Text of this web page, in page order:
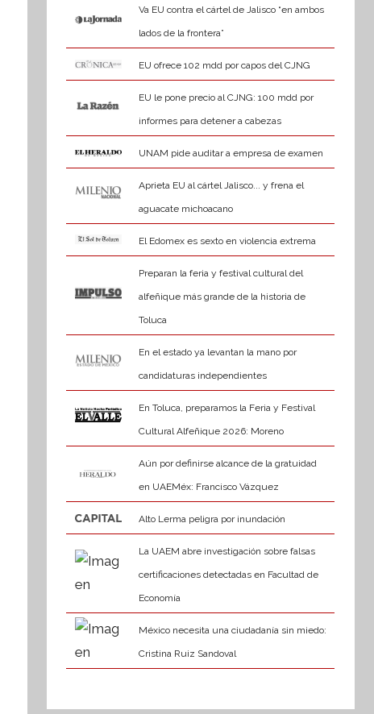
Va EU contra el cártel de Jalisco “en ambos
lados de la frontera”
EU ofrece 102 mdd por capos del CJNG
EU le pone precio al CJNG: 100 mdd por
informes para detener a cabezas
UNAM pide auditar a empresa de examen
Aprieta EU al cártel Jalisco... y frena el
aguacate michoacano
El Edomex es sexto en violencia extrema
Preparan la feria y festival cultural del
alfeñique más grande de la historia de
Toluca
En el estado ya levantan la mano por
candidaturas independientes
En Toluca, preparamos la Feria y Festival
Cultural Alfeñique 2026: Moreno
Aún por definirse alcance de la gratuidad
en UAEMéx: Francisco Vázquez
Alto Lerma peligra por inundación
La UAEM abre investigación sobre falsas
certificaciones detectadas en Facultad de
Economía
México necesita una ciudadanía sin miedo:
Cristina Ruiz Sandoval